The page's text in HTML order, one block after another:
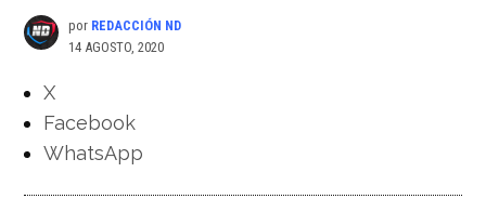
por REDACCIÓN ND
14 AGOSTO, 2020
X
Facebook
WhatsApp